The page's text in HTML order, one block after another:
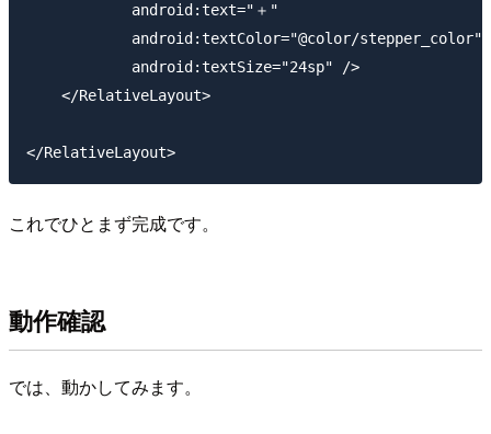
            android:text="＋"
            android:textColor="@color/stepper_color"
            android:textSize="24sp" />
    </RelativeLayout>
これでひとまず完成です。
動作確認
では、動かしてみます。